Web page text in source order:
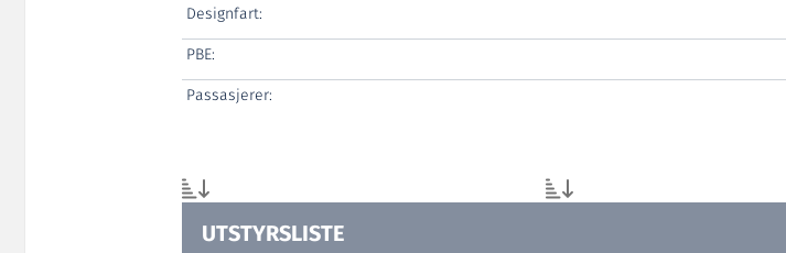
Designfart:
PBE:
Passasjerer:
UTSTYRSLISTE